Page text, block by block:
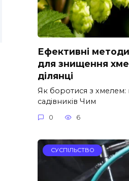
Ефективні
для знищення
ділянці
Як боротися з хмелем:
садівників Чим
0 6
СУСПІЛЬСТВО